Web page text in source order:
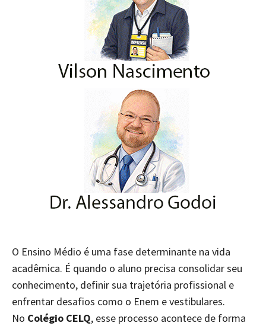
O Ensino Médio é uma fase determinante na vida
acadêmica. É quando o aluno precisa consolidar seu
conhecimento, definir sua trajetória profissional e
enfrentar desafios como o Enem e vestibulares.
No Colégio CELQ, esse processo acontece de forma